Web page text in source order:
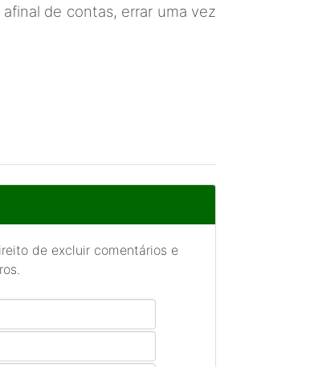
de contas, errar uma vez
de excluir comentários e